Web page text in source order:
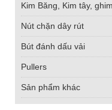
Kim Băng, Kim tây,
Nút chặn dây rút
Bút đánh dấu vải
Pullers
Sản phẩm khác
FN -25 Needle – Kim